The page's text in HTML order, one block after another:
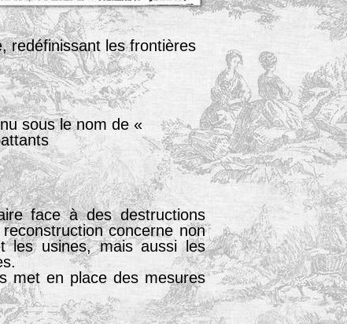
redéfinissant les frontières
sous le nom de «
face à des destructions
concerne non
les usines, mais aussi les
met en place des mesures